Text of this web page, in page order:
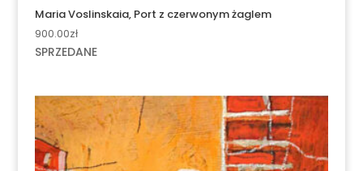
Maria Voslinskaia, Port z czerwonym żaglem
900.00zł
SPRZEDANE